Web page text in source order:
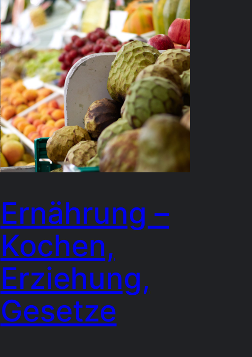
Ernährung –
Kochen,
Erziehung,
Gesetze